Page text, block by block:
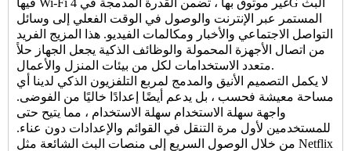
فيها Wi-Fi غير موثوق بها ، تضمن القدرة المدمجة في 4G البث
المستمر عبر الإنترنت والوصول في الوقت الفعلي إلى وسائل
التواصل الاجتماعي والأخبار ومكالمات الفيديو. هذا المزيج الفريد
من اتصال الأجهزة المحمولة والوظائف الذكية يجعل الجهاز حلاً
متعدد الاستخدامات لكل من بيئات المنزل والأعمال.
لا يكمل التصميم الأنيق والمدمج لمربع التلفزيون الذكي لدينا أي
مساحة معيشة فحسب ، بل يدعم أيضًا إعدادًا خاليًا من الفوضى.
واجهة سهلة الاستخدام سهلة الاستخدام ، مما يتيح حتى
للمستخدمين لأول مرة التنقل في القوائم والإعدادات دون عناء.
من خلال الوصول السريع إلى منصات البث الشائعة مثل Netflix